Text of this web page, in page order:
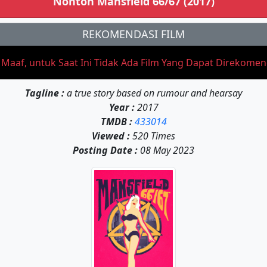
REKOMENDASI FILM
untuk Saat Ini Tidak Ada Film Yang Dapat
Tagline :a true story based on rumour and hearsay
Year :2017
TMDB : 433014
Viewed :520 Times
Posting Date : 08 May 2023